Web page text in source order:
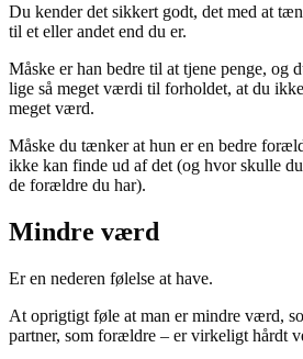
Du kender det sikkert godt, det med at
til et eller andet end du er.
Måske er han bedre til at tjene penge, og
lige så meget værdi til forholdet, at du
meget værd.
Måske du tænker at hun er en bedre
ikke kan finde ud af det (og hvor skulle
de forældre du har).
Mindre værd
Er en nederen følelse at have.
At oprigtigt føle at man er mindre værd,
partner, som forældre – er virkeligt hårdt